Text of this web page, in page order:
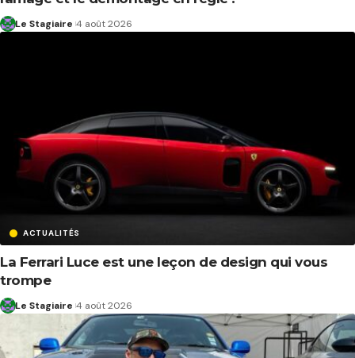
Le Stagiaire 4 août 2026
ACTUALITÉS
La Ferrari Luce est une leçon de design qui vous
trompe
Le Stagiaire 4 août 2026